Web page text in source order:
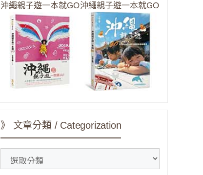
沖繩親子遊一本就GO沖繩親子遊一本就GO
》 文章分類 / Categorization